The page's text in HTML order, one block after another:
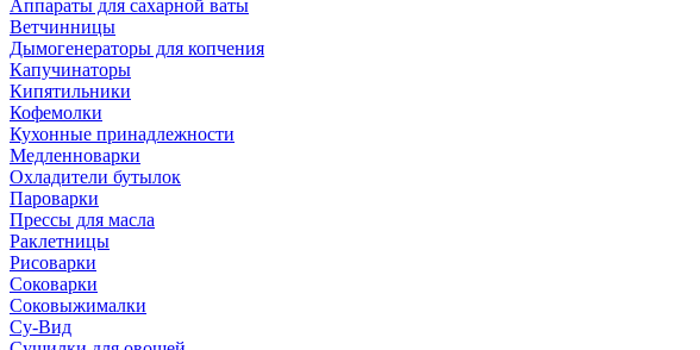
Аппараты для сахарной ваты
Ветчинницы
Дымогенераторы для копчения
Капучинаторы
Кипятильники
Кофемолки
Кухонные принадлежности
Медленноварки
Охладители бутылок
Пароварки
Прессы для масла
Раклетницы
Рисоварки
Соковарки
Соковыжималки
Су-Вид